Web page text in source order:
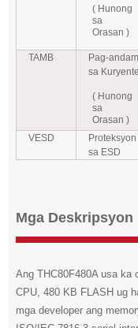
( Hunong
sa
Orasan )
TAMB
Pag-andam
sa Kuryente
( Hunong
sa
Orasan )
VESD
Proteksyon
sa ESD
Mga Deskripsyon
Ang THC80F480A usa ka
CPU, 480 KB FLASH ug
mga developer ang